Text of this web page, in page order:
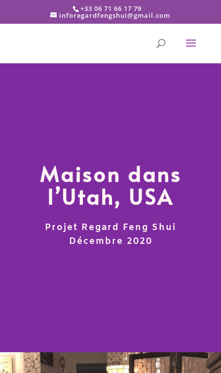
+33 06 71 66 17 79
inforegardfengshui@gmail.com
Maison dans
l’Utah, USA
Projet Regard Feng Shui
Décembre 2020